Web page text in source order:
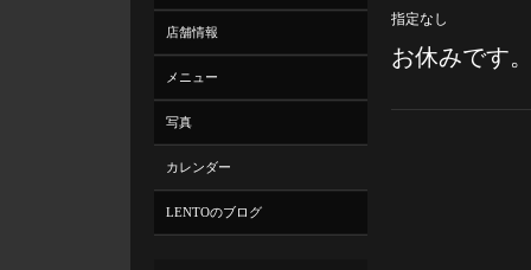
指定なし
お休みです
店舗情報
メニュー
写真
カレンダー
LENTOのブログ